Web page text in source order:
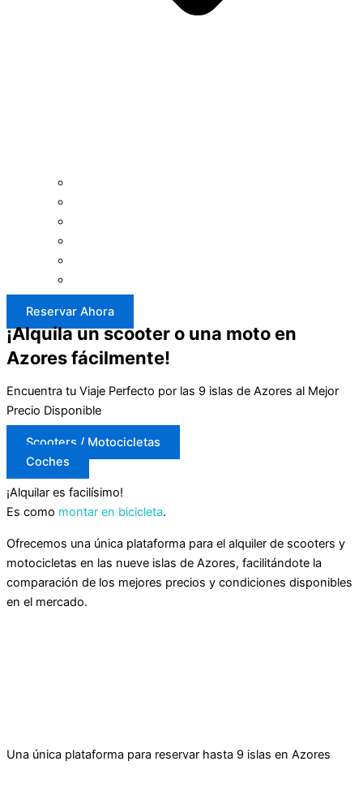
Reservar Ahora
¡Alquila un scooter o una moto en
Azores fácilmente!
Encuentra tu Viaje Perfecto por las 9 islas de Azores al Mejor
Precio Disponible
Scooters / Motocicletas
Coches
¡Alquilar es facilísimo!
Es como montar en bicicleta.
Ofrecemos una única plataforma para el alquiler de scooters y
motocicletas en las nueve islas de Azores, facilitándote la
comparación de los mejores precios y condiciones disponibles
en el mercado.
Una única plataforma para reservar hasta 9 islas en Azores